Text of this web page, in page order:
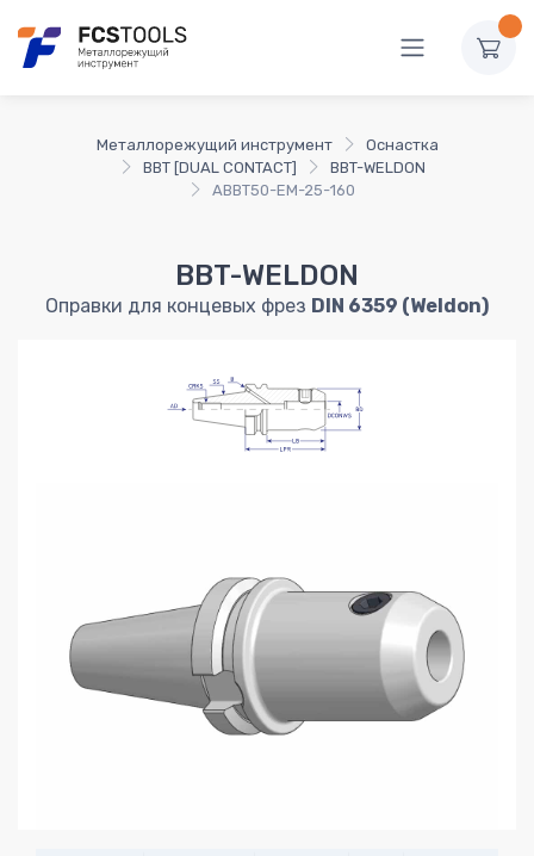
Металлорежущий инструмент
Оснастка
BBT [DUAL CONTACT]
BBT-WELDON
ABBT50-EM-25-160
BBT-WELDON
Оправки для концевых фрез DIN 6359 (Weldon)